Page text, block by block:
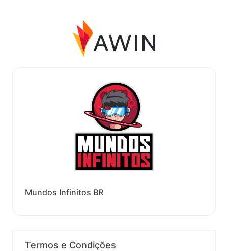
Mundos Infinitos BR
Termos e Condições